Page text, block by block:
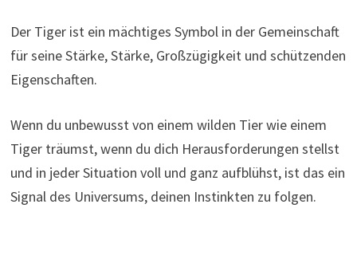
Der Tiger ist ein mächtiges Symbol in der Gemeinschaft
für seine Stärke, Stärke, Großzügigkeit und schützenden
Eigenschaften.
Wenn du unbewusst von einem wilden Tier wie einem
Tiger träumst, wenn du dich Herausforderungen stellst
und in jeder Situation voll und ganz aufblühst, ist das ein
Signal des Universums, deinen Instinkten zu folgen.